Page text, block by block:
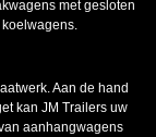
met gesloten
Aan de hand
kan JM Trailers uw
aanhangwagens